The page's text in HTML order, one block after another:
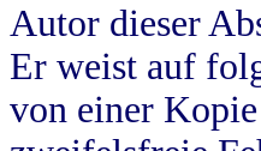
Autor dieser
Er weist auf
von einer